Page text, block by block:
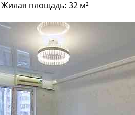
площадь: 32 м²